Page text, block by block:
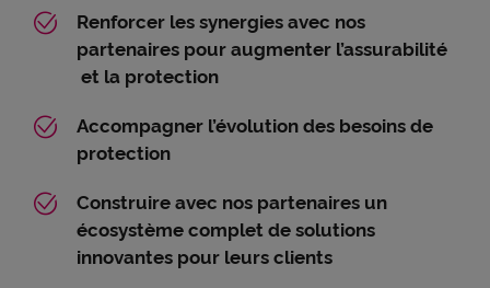
Renforcer les synergies avec nos
partenaires pour augmenter l’assurabilité
et la protection
Accompagner l’évolution des besoins de
protection​
Construire avec nos partenaires un
écosystème complet de solutions
innovantes pour leurs clients